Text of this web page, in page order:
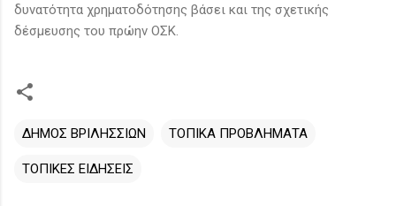
δυνατότητα χρηματοδότησης βάσει και της σχετικής
δέσμευσης του πρώην ΟΣΚ.
ΔΗΜΟΣ ΒΡΙΛΗΣΣΙΩΝ ΤΟΠΙΚΑ ΠΡΟΒΛΗΜΑΤΑ
ΤΟΠΙΚΕΣ ΕΙΔΗΣΕΙΣ